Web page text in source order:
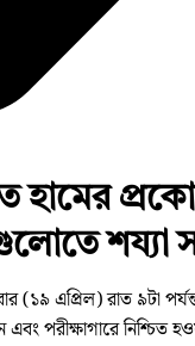
হামের
শয্যা
(১৯ এপ্রিল) রাত ৯টা
পরীক্ষাগারে নিশ্চিত